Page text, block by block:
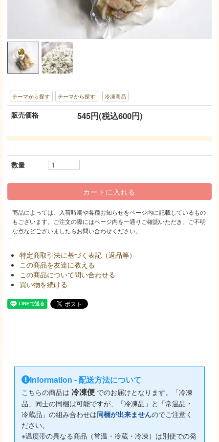
テーマから探す テーマから探す 冷凍商品
販売価格 545円(税込600円)
数量
商品によっては、入荷時期や各種お知らせをページ内に記載しているもの
もございます。ご注文の際にはページ内を一通りご確認いただき、ご不明
な点などございましたらお問い合わせください。
特定商取引法に基づく表記（返品等）
この商品を友達に教える
この商品について問い合わせる
買い物を続ける
Information - 配送方法について
こちらの商品は 冷凍便 でのお届けとなります。「冷凍
品」同士の同梱は可能ですが、「冷凍品」と「常温品・
冷蔵品」の組み合わせは同梱が出来ませんのでご注意く
ださい。
※温度帯の異なる商品（常温・冷蔵・冷凍）は別便での発